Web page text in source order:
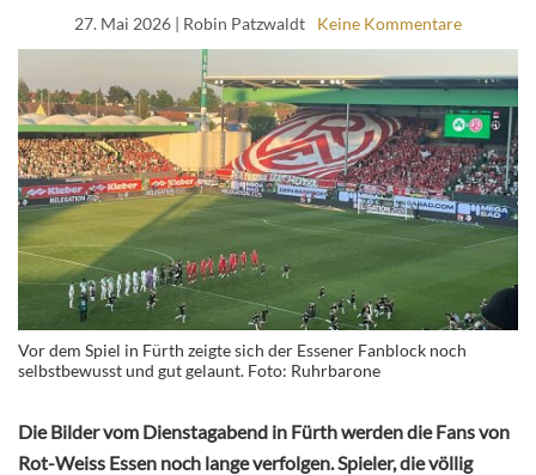
27. Mai 2026 | Robin Patzwaldt Keine Kommentare
Vor dem Spiel in Fürth zeigte sich der Essener Fanblock noch
selbstbewusst und gut gelaunt. Foto: Ruhrbarone
Die Bilder vom Dienstagabend in Fürth werden die Fans von
Rot-Weiss Essen noch lange verfolgen. Spieler, die völlig